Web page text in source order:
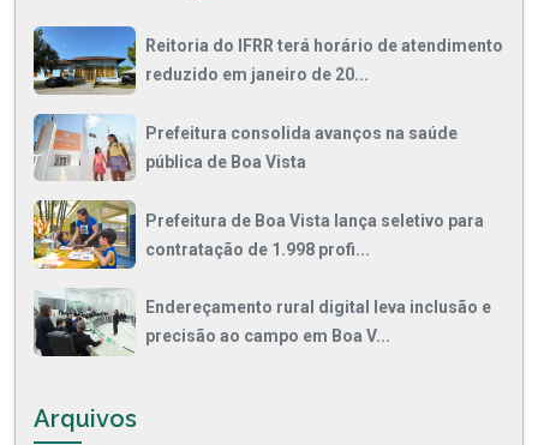
Reitoria do IFRR terá horário de atendimento
reduzido em janeiro de 20...
Prefeitura consolida avanços na saúde
pública de Boa Vista
Prefeitura de Boa Vista lança seletivo para
contratação de 1.998 profi...
Endereçamento rural digital leva inclusão e
precisão ao campo em Boa V...
Arquivos